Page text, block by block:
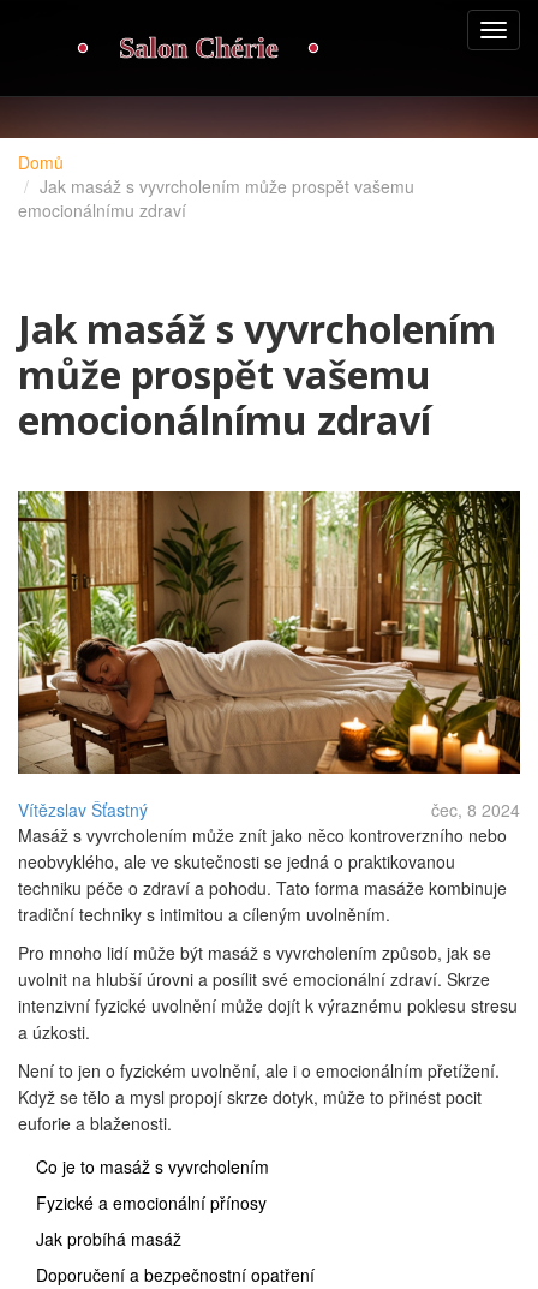
Domů
Jak masáž s vyvrcholením může prospět vašemu
emocionálnímu zdraví
Jak masáž s vyvrcholením
může prospět vašemu
emocionálnímu zdraví
Vítězslav Šťastný
čec, 8 2024
Masáž s vyvrcholením může znít jako něco kontroverzního nebo
neobvyklého, ale ve skutečnosti se jedná o praktikovanou
techniku péče o zdraví a pohodu. Tato forma masáže kombinuje
tradiční techniky s intimitou a cíleným uvolněním.
Pro mnoho lidí může být masáž s vyvrcholením způsob, jak se
uvolnit na hlubší úrovni a posílit své emocionální zdraví. Skrze
intenzivní fyzické uvolnění může dojít k výraznému poklesu stresu
a úzkosti.
Není to jen o fyzickém uvolnění, ale i o emocionálním přetížení.
Když se tělo a mysl propojí skrze dotyk, může to přinést pocit
euforie a blaženosti.
Co je to masáž s vyvrcholením
Fyzické a emocionální přínosy
Jak probíhá masáž
Doporučení a bezpečnostní opatření